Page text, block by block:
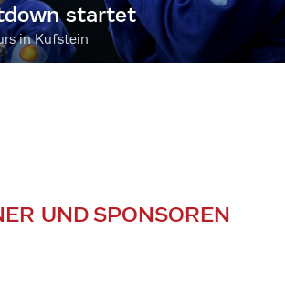
startet
in Kufstein
UND SPONSOREN